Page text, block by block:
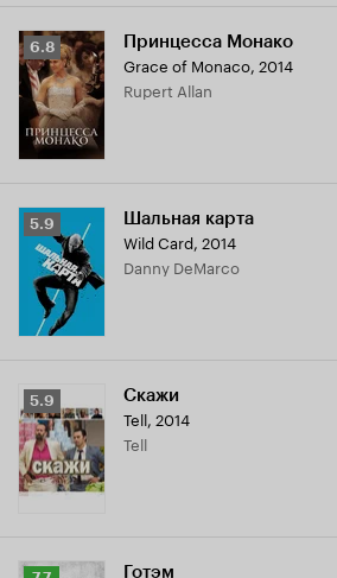
Рейтинг
Кинопоиска
6.8
6.8 Принцесса Монако
Grace of Monaco, 2014
Rupert Allan
Рейтинг
Кинопоиска
5.9
5.9 Шальная карта
Wild Card, 2014
Danny DeMarco
Рейтинг
Кинопоиска
5.9
5.9 Скажи
Tell, 2014
Tell
Готэм